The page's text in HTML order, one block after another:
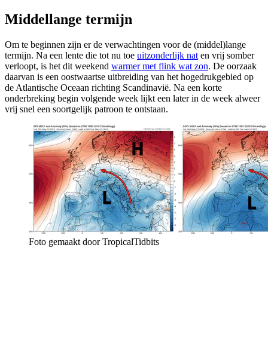
Middellange termijn
Om te beginnen zijn er de verwachtingen voor de (middel)lange
termijn. Na een lente die tot nu toe uitzonderlijk nat en vrij somber
verloopt, is het dit weekend warmer met flink wat zon. De oorzaak
daarvan is een oostwaartse uitbreiding van het hogedrukgebied op
de Atlantische Oceaan richting Scandinavië. Na een korte
onderbreking begin volgende week lijkt een later in de week alweer
vrij snel een soortgelijk patroon te ontstaan.
Foto gemaakt door TropicalTidbits